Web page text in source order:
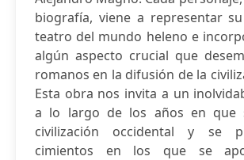
biografía, viene a representar
teatro del mundo heleno e
algún aspecto crucial que
romanos en la difusión de la
Esta obra nos invita a un
a lo largo de los años en que
civilización occidental y se
cimientos en los que se